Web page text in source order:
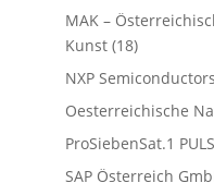
MAK –
Kunst(18)
NXP Semiconductors
Oesterreichische
ProSiebenSat.1
SAP Österreich